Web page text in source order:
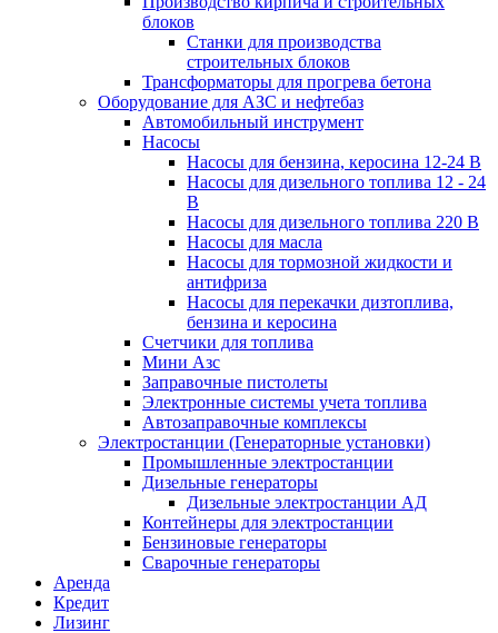
блоков
Cтанки для производства
строительных блоков
Трансформаторы для прогрева бетона
Оборудование для АЗС и нефтебаз
Автомобильный инструмент
Насосы
Насосы для бензина, керосина 12-24 В
Насосы для дизельного топлива 12 - 24
В
Насосы для дизельного топлива 220 В
Насосы для масла
Насосы для тормозной жидкости и
антифриза
Насосы для перекачки дизтоплива,
бензина и керосина
Счетчики для топлива
Мини Азс
Заправочные пистолеты
Электронные системы учета топлива
Автозаправочные комплексы
Электростанции (Генераторные установки)
Промышленные электростанции
Дизельные генераторы
Дизельные электростанции АД
Контейнеры для электростанции
Бензиновые генераторы
Сварочные генераторы
Аренда
Кредит
Лизинг